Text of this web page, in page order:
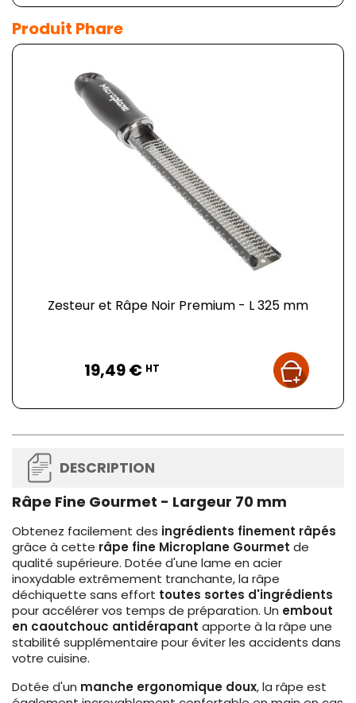
Produit Phare
Zesteur et Râpe Noir Premium - L 325 mm
19,49 € HT
DESCRIPTION
Râpe Fine Gourmet - Largeur 70 mm
Obtenez facilement des ingrédients finement râpés
grâce à cette râpe fine Microplane Gourmet de
qualité supérieure. Dotée d'une lame en acier
inoxydable extrêmement tranchante, la râpe
déchiquette sans effort toutes sortes d'ingrédients
pour accélérer vos temps de préparation. Un embout
en caoutchouc antidérapant apporte à la râpe une
stabilité supplémentaire pour éviter les accidents dans
votre cuisine.
Dotée d'un manche ergonomique doux, la râpe est